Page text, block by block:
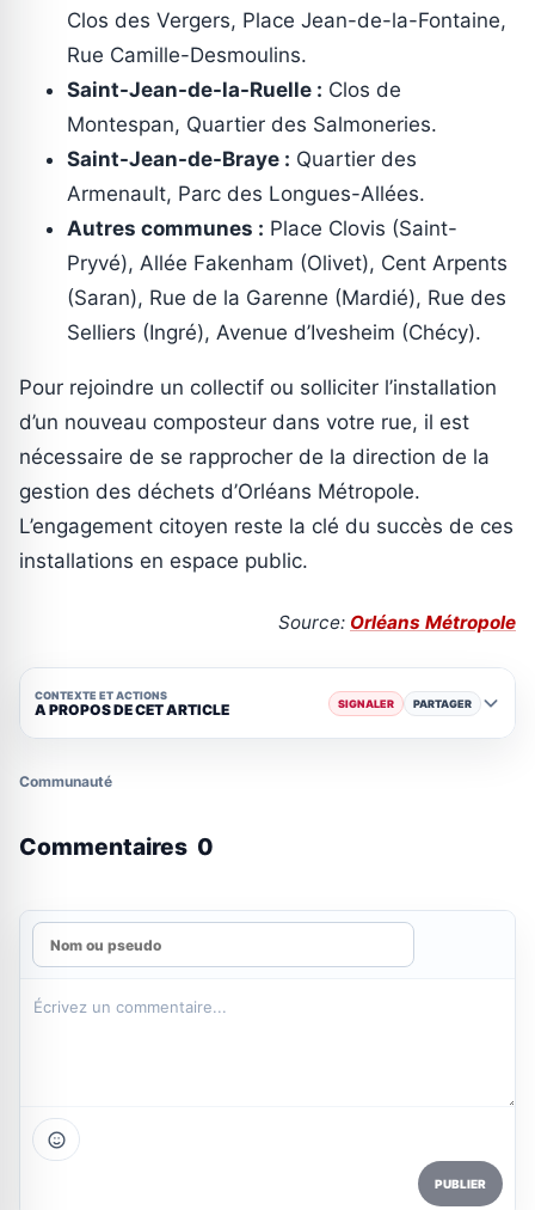
Clos des Vergers, Place Jean-de-la-Fontaine,
Rue Camille-Desmoulins.
Saint-Jean-de-la-Ruelle : Clos de
Montespan, Quartier des Salmoneries.
Saint-Jean-de-Braye : Quartier des
Armenault, Parc des Longues-Allées.
Autres communes : Place Clovis (Saint-
Pryvé), Allée Fakenham (Olivet), Cent Arpents
(Saran), Rue de la Garenne (Mardié), Rue des
Selliers (Ingré), Avenue d’Ivesheim (Chécy).
Pour rejoindre un collectif ou solliciter l’installation
d’un nouveau composteur dans votre rue, il est
nécessaire de se rapprocher de la direction de la
gestion des déchets d’Orléans Métropole.
L’engagement citoyen reste la clé du succès de ces
installations en espace public.
Source: Orléans Métropole
CONTEXTE ET ACTIONS
A PROPOS DE CET ARTICLE SIGNALER PARTAGER
Communauté
Commentaires 0
PUBLIER